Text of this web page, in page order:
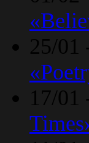
25/01
17/01